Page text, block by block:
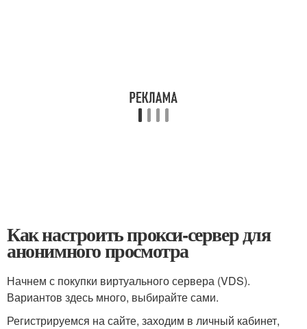
Как настроить прокси-сервер для
анонимного просмотра
Начнем с покупки виртуального сервера (VDS).
Вариантов здесь много, выбирайте сами.
Регистрируемся на сайте, заходим в личный кабинет,